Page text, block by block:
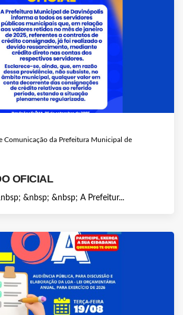
Comunicação da Prefeitura Municipal de
OFICIAL
&nbsp; &nbsp; A Prefeitur...